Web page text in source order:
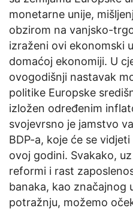
monetarne unije,
obzirom na vanjsko-
izraženi ovi ekonomski
domaćoj ekonomiji. U
ovogodišnji nastavak
politike Europske
izložen određenim
svojevrsno je jamstvo
BDP-a, koje će se
ovoj godini. Svakako,
reformi i rast
banaka, kao značajnog
potražnju, možemo